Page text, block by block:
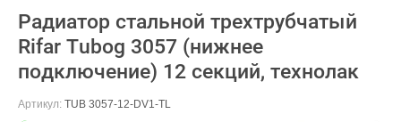
Радиатор стальной трехтрубчатый
Rifar Tubog 3057 (нижнее
подключение) 12 секций, технолак
Артикул: TUB 3057-12-DV1-TL